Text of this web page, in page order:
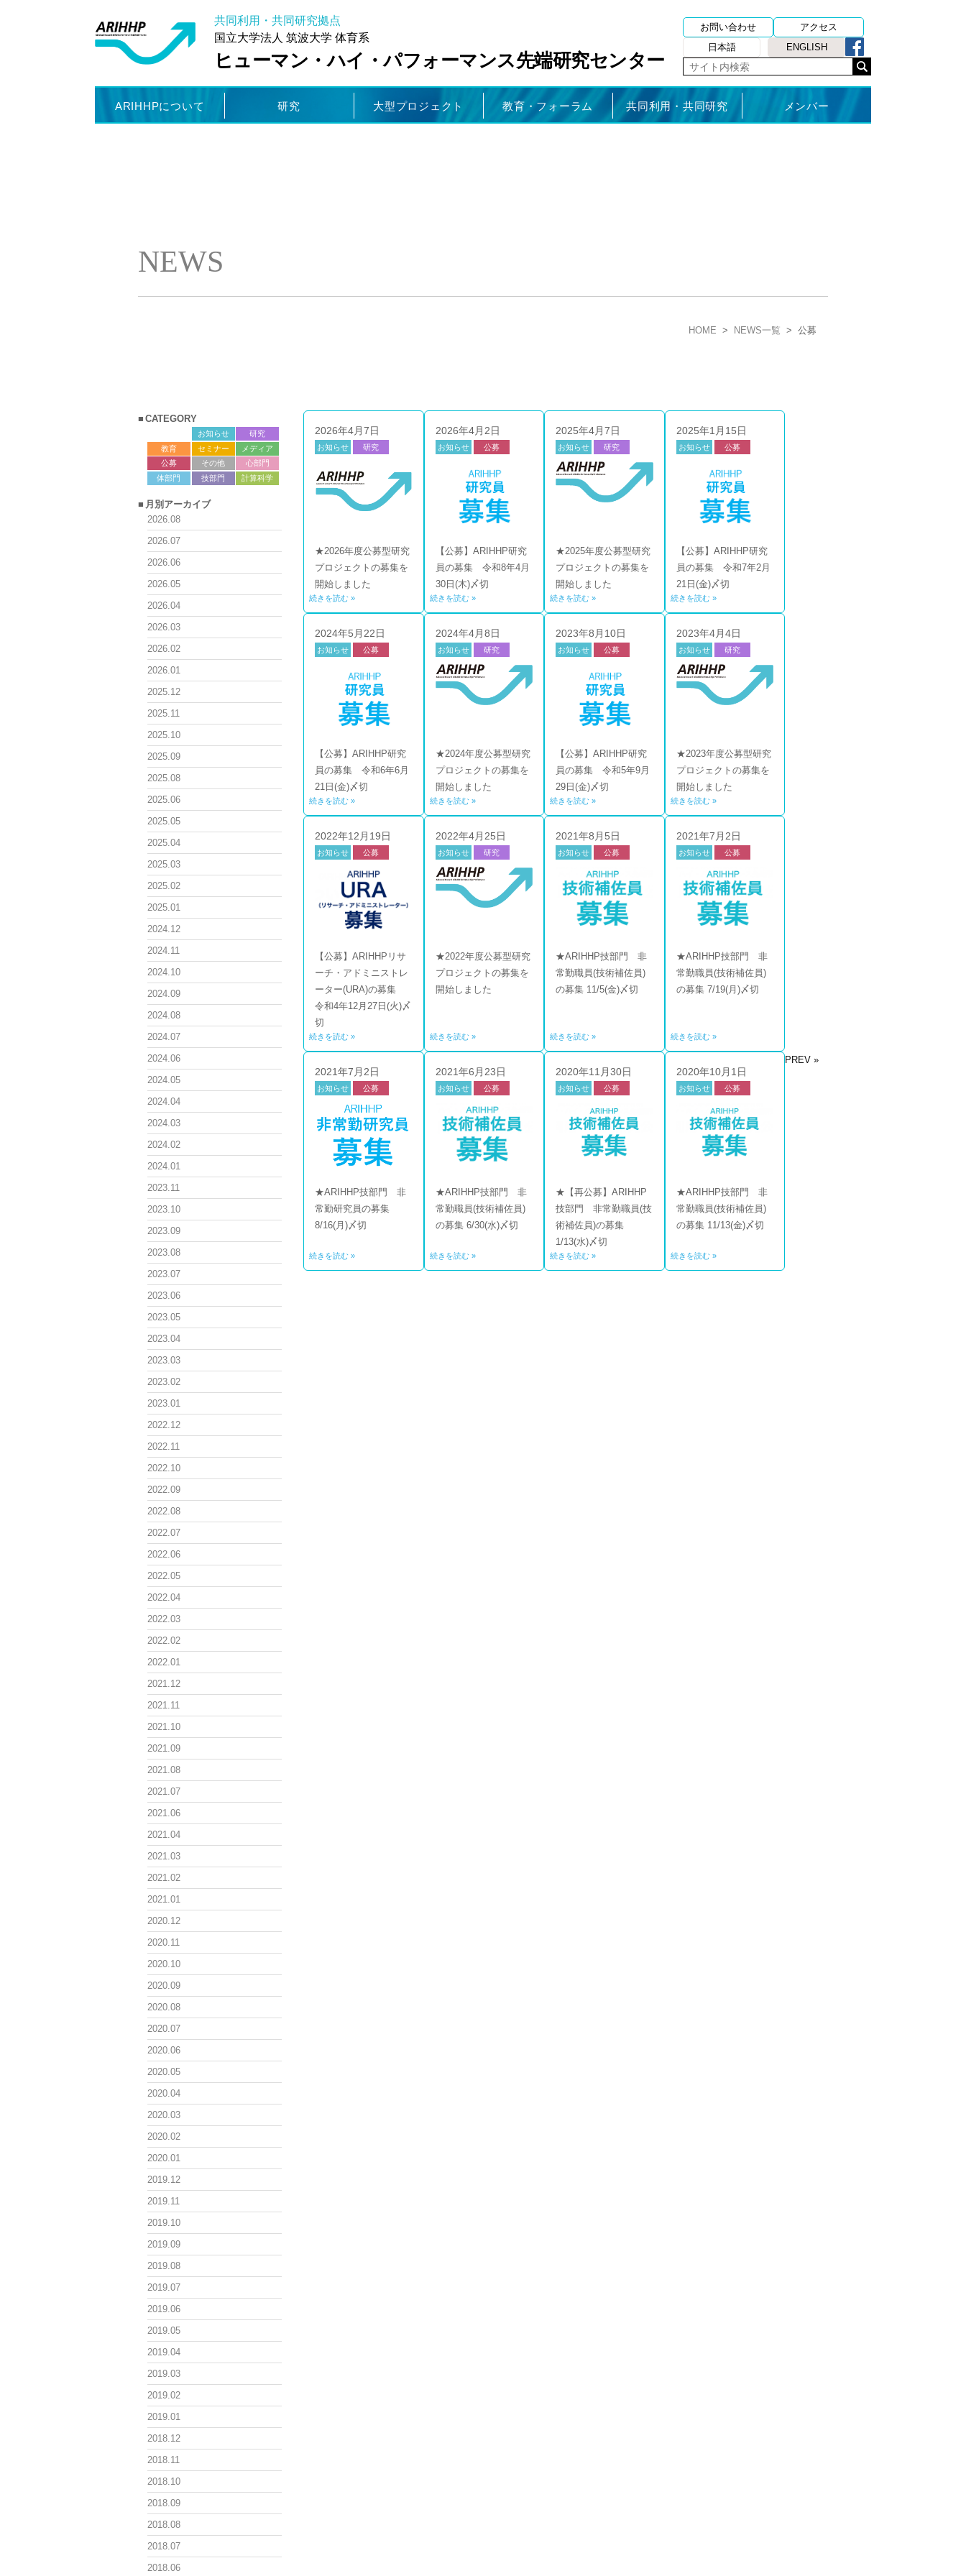
共同利用・共同研究拠点
国立大学法人 筑波大学 体育系
ヒューマン・ハイ・パフォーマンス先端研究センター
お問い合わせ
アクセス
日本語
ENGLISH
ARIHHPについて 研究 大型プロジェクト 教育・フォーラム 共同利用・共同研究 メンバー
NEWS
HOME > NEWS一覧 > 公募
2026年4月7日
お知らせ
研究
★2026年度公募型研究
プロジェクトの募集を
開始しました
続きを読む »
2026年4月2日
お知らせ 公募
【公募】ARIHHP研究
員の募集 令和8年4月
30日(木)〆切
続きを読む »
2025年4月7日
お知らせ
研究
公募
★2025年度公募型研究
プロジェクトの募集を
開始しました
続きを読む »
2025年1月15日
お知らせ 公募
【公募】ARIHHP研究
員の募集 令和7年2月
21日(金)〆切
続きを読む »
2024年5月22日
お知らせ 公募
【公募】ARIHHP研究
員の募集 令和6年6月
21日(金)〆切
続きを読む »
2024年4月8日
お知らせ
研究
公募
★2024年度公募型研究
プロジェクトの募集を
開始しました
続きを読む »
2023年8月10日
お知らせ 公募
【公募】ARIHHP研究
員の募集 令和5年9月
29日(金)〆切
続きを読む »
2023年4月4日
お知らせ
研究
公募
★2023年度公募型研究
プロジェクトの募集を
開始しました
続きを読む »
2022年12月19日
お知らせ 公募
【公募】ARIHHPリサ
ーチ・アドミニストレ
ーター(URA)の募集
令和4年12月27日(火)〆
切
続きを読む »
2022年4月25日
お知らせ
研究
公募
★2022年度公募型研究
プロジェクトの募集を
開始しました
続きを読む »
2021年8月5日
お知らせ
公募
★ARIHHP技部門 非
常勤職員(技術補佐員)
の募集 11/5(金)〆切
続きを読む »
2021年7月2日
お知らせ
公募
★ARIHHP技部門 非
常勤職員(技術補佐員)
の募集 7/19(月)〆切
続きを読む »
2021年7月2日
お知らせ
公募
★ARIHHP技部門 非
常勤研究員の募集
8/16(月)〆切
続きを読む »
2021年6月23日
お知らせ
公募
★ARIHHP技部門 非
常勤職員(技術補佐員)
の募集 6/30(水)〆切
続きを読む »
2020年11月30日
お知らせ
公募
★【再公募】ARIHHP
技部門 非常勤職員(技
術補佐員)の募集
1/13(水)〆切
続きを読む »
2020年10月1日
お知らせ
公募
★ARIHHP技部門 非
常勤職員(技術補佐員)
の募集 11/13(金)〆切
続きを読む »
PREV »
CATEGORY
お知らせ
研究
教育
セミナー
メディア
公募
その他
心部門
体部門
技部門 計算科学
月別アーカイブ
2026.08
2026.07
2026.06
2026.05
2026.04
2026.03
2026.02
2026.01
2025.12
2025.11
2025.10
2025.09
2025.08
2025.06
2025.05
2025.04
2025.03
2025.02
2025.01
2024.12
2024.11
2024.10
2024.09
2024.08
2024.07
2024.06
2024.05
2024.04
2024.03
2024.02
2024.01
2023.11
2023.10
2023.09
2023.08
2023.07
2023.06
2023.05
2023.04
2023.03
2023.02
2023.01
2022.12
2022.11
2022.10
2022.09
2022.08
2022.07
2022.06
2022.05
2022.04
2022.03
2022.02
2022.01
2021.12
2021.11
2021.10
2021.09
2021.08
2021.07
2021.06
2021.04
2021.03
2021.02
2021.01
2020.12
2020.11
2020.10
2020.09
2020.08
2020.07
2020.06
2020.05
2020.04
2020.03
2020.02
2020.01
2019.12
2019.11
2019.10
2019.09
2019.08
2019.07
2019.06
2019.05
2019.04
2019.03
2019.02
2019.01
2018.12
2018.11
2018.10
2018.09
2018.08
2018.07
2018.06